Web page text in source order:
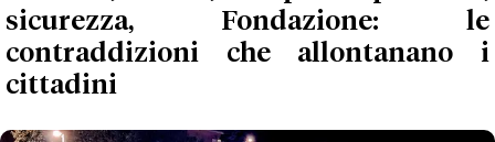
sicurezza, Fondazione: le
contraddizioni che allontanano i
cittadini